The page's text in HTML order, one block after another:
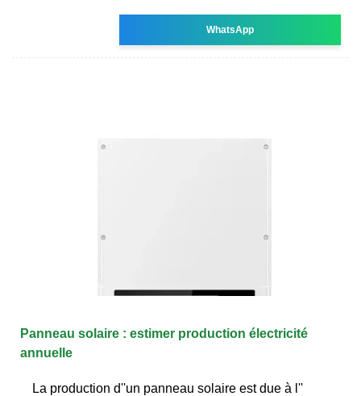
WhatsApp
Panneau solaire : estimer production électricité
annuelle
La production d''un panneau solaire est due à l''